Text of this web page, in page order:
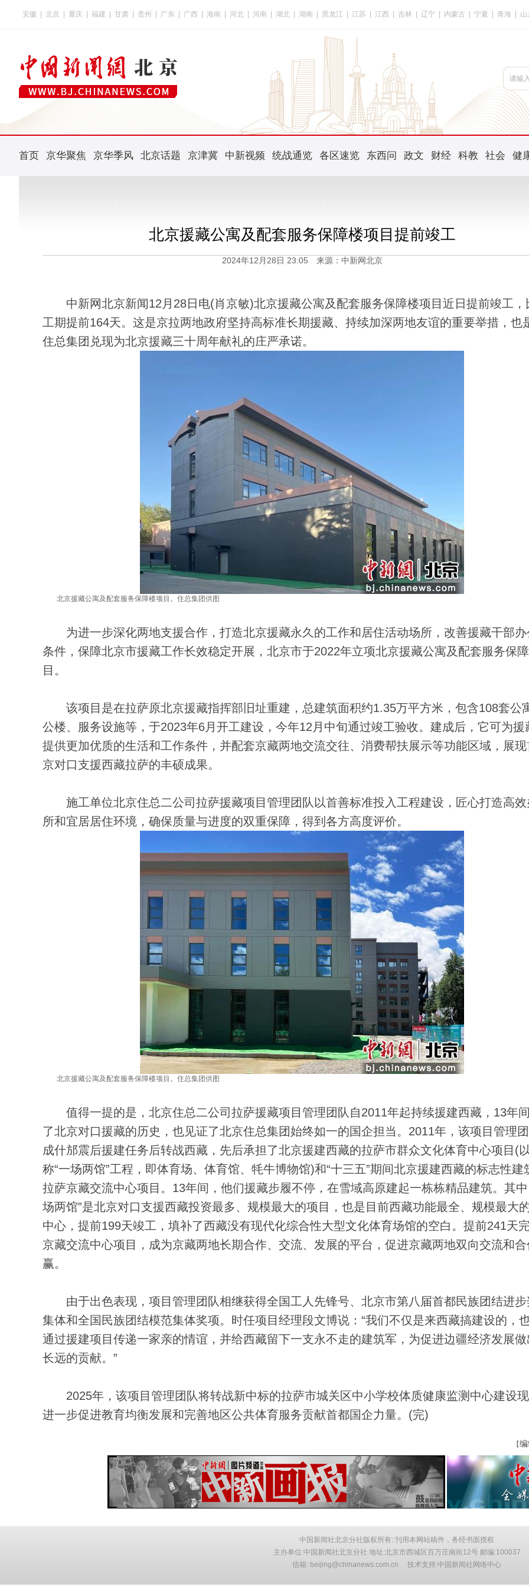
安徽 北京 重庆 福建 甘肃 贵州 广东 广西 海南 河北 河南 湖北 湖南 黑龙江 江苏 江西 吉林 辽宁 内蒙古 宁夏 青海 山
首页 京华聚焦 京华季风 北京话题 京津冀 中新视频 统战通览 各区速览 东西问 政文 财经 科教 社会 健
北京援藏公寓及配套服务保障楼项目提前竣工
2024年12月28日 23:05 来源：中新网北京
中新网北京新闻12月28日电(肖京敏)北京援藏公寓及配套服务保障楼项目近日提前竣工，
工期提前164天。这是京拉两地政府坚持高标准长期援藏、持续加深两地友谊的重要举措，也
住总集团兑现为北京援藏三十周年献礼的庄严承诺。
北京援藏公寓及配套服务保障楼项目。住总集团供图
为进一步深化两地支援合作，打造北京援藏永久的工作和居住活动场所，改善援藏干部办
条件，保障北京市援藏工作长效稳定开展，北京市于2022年立项北京援藏公寓及配套服务保
目。
该项目是在拉萨原北京援藏指挥部旧址重建，总建筑面积约1.35万平方米，包含108套公
公楼、服务设施等，于2023年6月开工建设，今年12月中旬通过竣工验收。建成后，它可为援
提供更加优质的生活和工作条件，并配套京藏两地交流交往、消费帮扶展示等功能区域，展
京对口支援西藏拉萨的丰硕成果。
施工单位北京住总二公司拉萨援藏项目管理团队以首善标准投入工程建设，匠心打造高效
所和宜居居住环境，确保质量与进度的双重保障，得到各方高度评价。
北京援藏公寓及配套服务保障楼项目。住总集团供图
值得一提的是，北京住总二公司拉萨援藏项目管理团队自2011年起持续援建西藏，13年
了北京对口援藏的历史，也见证了北京住总集团始终如一的国企担当。2011年，该项目管理
成什邡震后援建任务后转战西藏，先后承担了北京援建西藏的拉萨市群众文化体育中心项目(
称“一场两馆”工程，即体育场、体育馆、牦牛博物馆)和“十三五”期间北京援建西藏的标志性
拉萨京藏交流中心项目。13年间，他们援藏步履不停，在雪域高原建起一栋栋精品建筑。其中
场两馆”是北京对口支援西藏投资最多、规模最大的项目，也是目前西藏功能最全、规模最大
中心，提前199天竣工，填补了西藏没有现代化综合性大型文化体育场馆的空白。提前241天
京藏交流中心项目，成为京藏两地长期合作、交流、发展的平台，促进京藏两地双向交流和合
赢。
由于出色表现，项目管理团队相继获得全国工人先锋号、北京市第八届首都民族团结进步
集体和全国民族团结模范集体奖项。时任项目经理段文博说：“我们不仅是来西藏搞建设的，
通过援建项目传递一家亲的情谊，并给西藏留下一支永不走的建筑军，为促进边疆经济发展
长远的贡献。”
2025年，该项目管理团队将转战新中标的拉萨市城关区中小学校体质健康监测中心建设
进一步促进教育均衡发展和完善地区公共体育服务贡献首都国企力量。(完)
【
中国新闻社北京分社版权所有::刊用本网站稿件，务经书面授权
主办单位:中国新闻社北京分社 地址:北京市西城区百万庄南街12号 邮编:100037
信箱: beijing@chinanews.com.cn 技术支持:中国新闻社网络中心